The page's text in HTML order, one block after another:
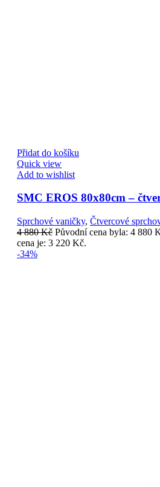
Přidat do košíku
Quick view
Add to wishlist
SMC EROS 80x80cm –
Sprchové vaničky, Čtvercové
4 880Kč Původní cena byla: 4 880
cena je: 3 220 Kč.
-34%